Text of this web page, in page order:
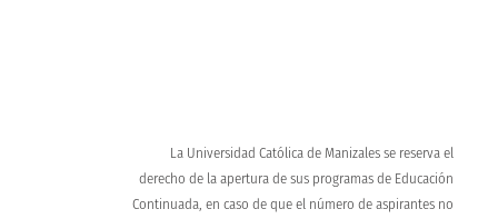
La Universidad Católica de Manizales se reserva el
derecho de la apertura de sus programas de Educación
Continuada, en caso de que el número de aspirantes no